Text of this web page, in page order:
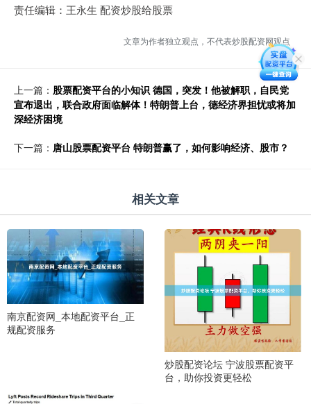
责任编辑：王永生 配资炒股给股票
文章为作者独立观点，不代表炒股配资网观点
上一篇： 股票配资平台的小知识 德国，突发！他被解职，自民党
宣布退出，联合政府面临解体！特朗普上台，德经济界担忧或将加
深经济困境
下一篇： 唐山股票配资平台 特朗普赢了，如何影响经济、股市？
相关文章
南京配资网_本地配资平台_正
规配资服务
炒股配资论坛 宁波股票配资平
台，助你投资更轻松